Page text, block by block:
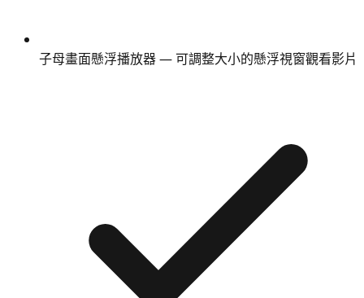
子母畫面懸浮播放器 — 可調整大小的懸浮視窗觀看影片